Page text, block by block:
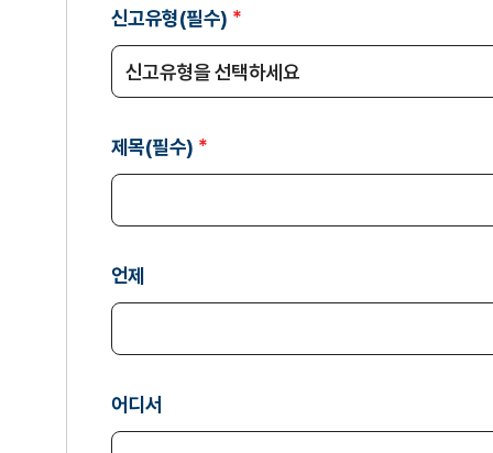
통
합
신
고
터
(청
권)
신고유형(필수)
제목(필수)
언제
어디서